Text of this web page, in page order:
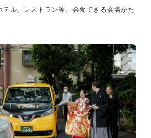
テル、レストラン等、会食できる会場がた